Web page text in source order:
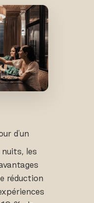
d'un
les
réduction